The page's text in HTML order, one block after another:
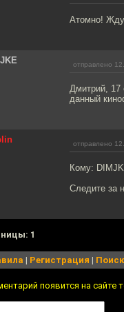
Атомно! Жду
отправлено
Дмитрий, 17
данный
отправлено
Кому:
Следите за
1
| Регистрация | Поиск
появится на